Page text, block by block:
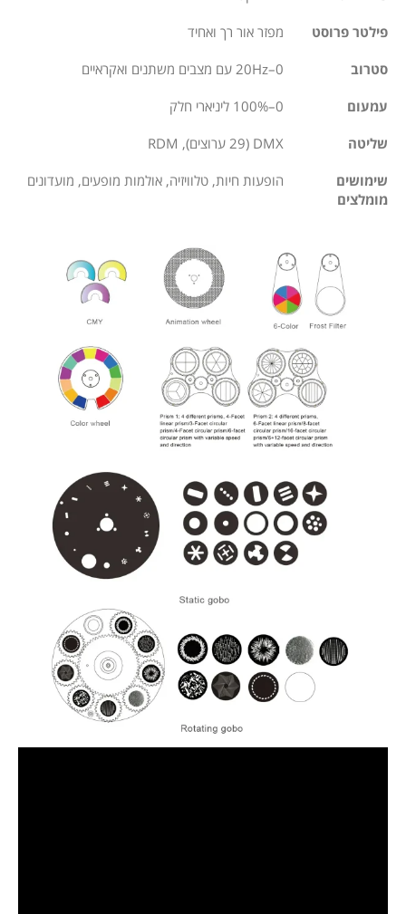
פילטר פרוסט מפזר אור רך ואחיד
סטרוב 0–20Hz עם מצבים משתנים ואקראיים
עמעום 0–100% ליניארי חלק
שליטה DMX (29 ערוצים), RDM
שימושים
מומלצים
הופעות חיות, טלוויזיה, אולמות מופעים, מועדונים